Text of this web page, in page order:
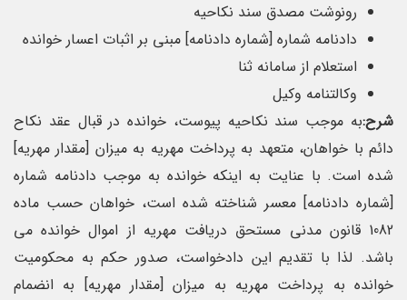
رونوشت مصدق سند نکاحیه
دادنامه شماره [شماره دادنامه] مبنی بر اثبات اعسار خوانده
استعلام از سامانه ثنا
وکالتنامه وکیل
شرح:به موجب سند نکاحیه پیوست، خوانده در قبال عقد نکاح
دائم با خواهان، متعهد به پرداخت مهریه به میزان [مقدار مهریه]
شده است. با عنایت به اینکه خوانده به موجب دادنامه شماره
[شماره دادنامه] معسر شناخته شده است، خواهان حسب ماده
1082 قانون مدنی مستحق دریافت مهریه از اموال خوانده می
باشد. لذا با تقدیم این دادخواست، صدور حکم به محکومیت
خوانده به پرداخت مهریه به میزان [مقدار مهریه] به انضمام